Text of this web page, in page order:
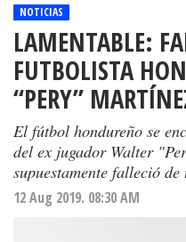
NOTICIAS
LAMENTABLE:
FUTBOLISTA
“PERY”
El fútbol hondureño se
del ex jugador Walter
supuestamente falleció
12 Aug 2019. 08:30 AM